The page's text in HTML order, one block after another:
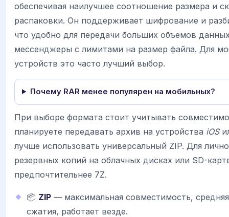
обеспечивая наилучшее соотношение размера и
распаковки. Он поддерживает шифрование и
что удобно для передачи больших объемов
мессенджеры с лимитами на размер файла. Для
устройств это часто лучший выбор.
Почему RAR менее популярен на мобильных?
При выборе формата стоит учитывать
планируете передавать архив на устройства iOS
лучше использовать универсальный ZIP. Для
резервных копий на облачных дисках или SD-
предпочтительнее 7Z.
📦 ZIP — максимальная совместимость,
сжатия, работает везде.